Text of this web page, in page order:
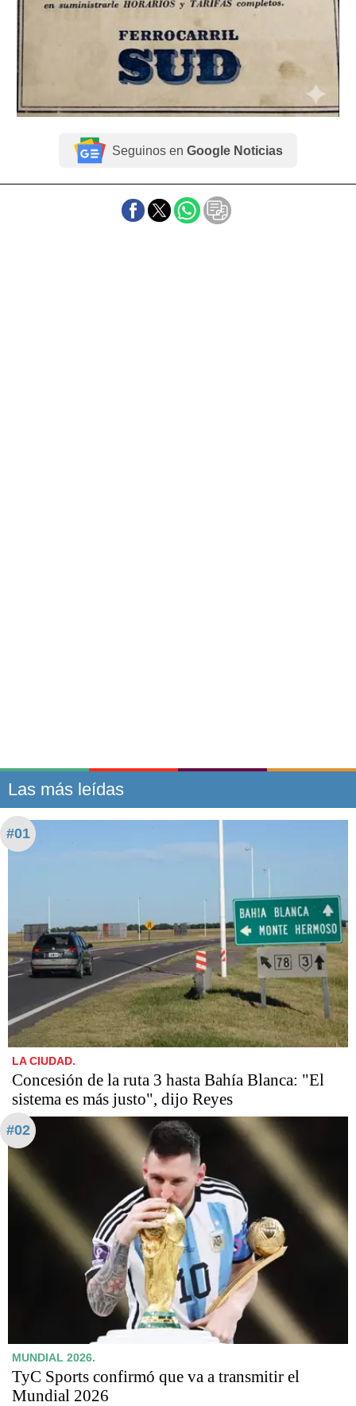
Seguinos en Google Noticias
Las más leídas
#01
LA CIUDAD.
Concesión de la ruta 3 hasta Bahía Blanca: "El
sistema es más justo", dijo Reyes
#02
MUNDIAL 2026.
TyC Sports confirmó que va a transmitir el
Mundial 2026